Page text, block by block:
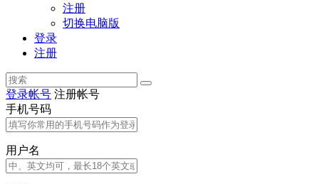
注册
切换电脑版
登录
注册
登录帐号 注册帐号
手机号码
用户名